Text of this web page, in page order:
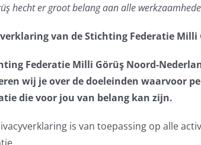
hecht er groot belang aan alle
van de Stichting Federatie Milli
Federatie Milli Görüş Noord-
wij je over de doeleinden waarvoor
die voor jou van belang kan zijn.
is van toepassing op alle